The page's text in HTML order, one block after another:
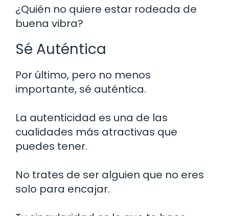
¿Quién no quiere estar rodeada de
buena vibra?
Sé Auténtica
Por último, pero no menos
importante, sé auténtica.
La autenticidad es una de las
cualidades más atractivas que
puedes tener.
No trates de ser alguien que no eres
solo para encajar.